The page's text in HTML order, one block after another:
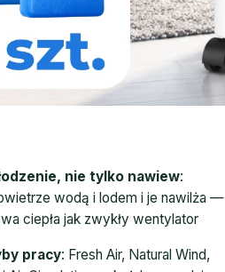
nie tylko nawiew:
wodą i lodem i je nawilża —
ciepła jak zwykły wentylator
pracy: Fresh Air, Natural Wind,